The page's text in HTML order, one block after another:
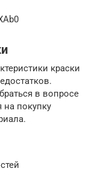
краски
в вопросе
на покупку